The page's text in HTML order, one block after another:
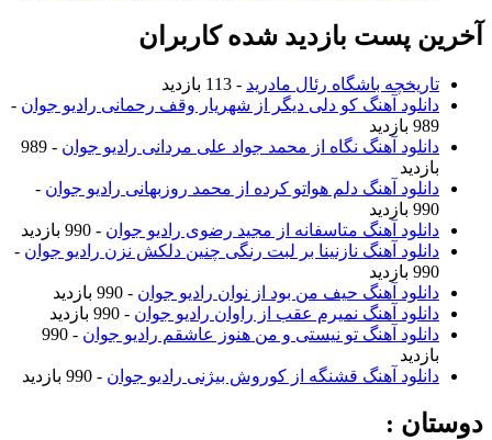
پست بازدید شده کاربران
تاریخچه باشگاه رئال مادرید- 113 بازدید
دانلود آهنگ کو دلی دیگر از شهریار وقف رحمانی رادیو جوان-
989 بازدید
دانلود آهنگ نگاه از محمد جواد علی مردانی رادیو جوان
- 989
بازدید
دانلود آهنگ دلم هواتو کرده از محمد روزبهانی رادیو جوان-
990 بازدید
دانلود آهنگ متاسفانه از مجید رضوی رادیو جوان- 990 بازدید
دانلود آهنگ نازنینا بر لبت رنگی چنین دلکش نزن رادیو جوان-
990 بازدید
دانلود آهنگ حیف من بود از نوان رادیو جوان- 990 بازدید
دانلود آهنگ نمیرم عقب از راوان رادیو جوان- 990 بازدید
دانلود آهنگ تو نیستی و من هنوز عاشقم رادیو جوان
- 990
بازدید
دانلود آهنگ قشنگه از کوروش بیژنی رادیو جوان- 990 بازدید
: